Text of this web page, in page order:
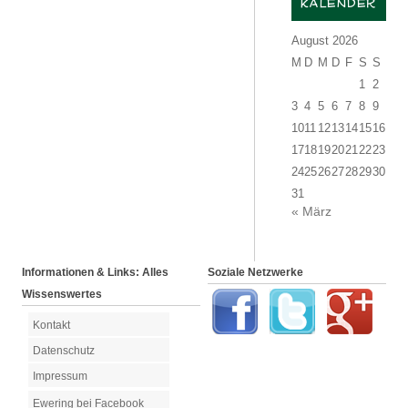
KALENDER
August 2026
M D M D F S S
1 2
3 4 5 6 7 8 9
1011 1213141516
17181920212223
24252627282930
31
« März
Informationen & Links: Alles
Wissenswertes
Kontakt
Datenschutz
Impressum
Ewering bei Facebook
Soziale Netzwerke